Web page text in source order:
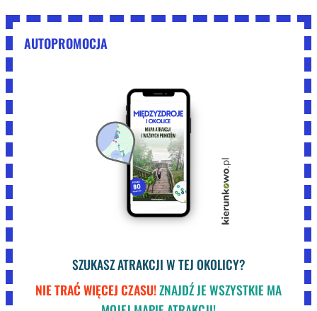
AUTOPROMOCJA
SZUKASZ ATRAKCJI W TEJ OKOLICY?
NIE TRAĆ WIĘCEJ CZASU!ZNAJDŹ JE WSZYSTKIE MA